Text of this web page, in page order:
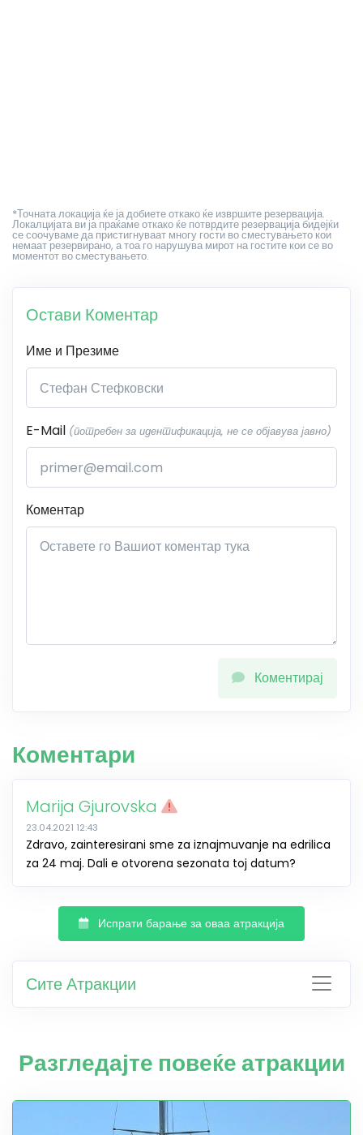
*Точната локација ќе ја добиете откако ќе извршите резервација.
Локалцијата ви ја праќаме откако ќе потврдите резервација бидејќи
се соочуваме да пристигнуваат многу гости во сместувањето кои
немаат резервирано, а тоа го нарушува мирот на гостите кои се во
моментот во сместувањето.
Остави Коментар
Име и Презиме
E-Mail (потребен за идентификација, не се објавува јавно)
Коментар
Коментирај
Коментари
Marija Gjurovska
23.04.2021 12:43
Zdravo, zainteresirani sme za iznajmuvanje na edrilica
za 24 maj. Dali e otvorena sezonata toj datum?
Испрати барање за оваа атракција
Сите Атракции
Разгледајте повеќе атракции